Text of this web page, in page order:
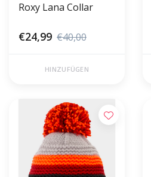
Roxy Lana Collar
€24,99 €40,00
HINZUFÜGEN